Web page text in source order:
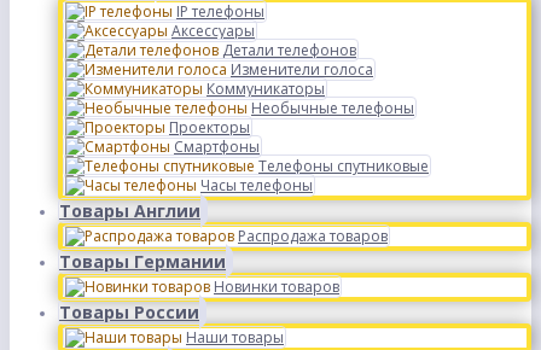
IP телефоны
Аксессуары
Детали телефонов
Изменители голоса
Коммуникаторы
Необычные телефоны
Проекторы
Смартфоны
Телефоны спутниковые
Часы телефоны
Товары Англии
Распродажа товаров
Товары Германии
Новинки товаров
Товары России
Наши товары